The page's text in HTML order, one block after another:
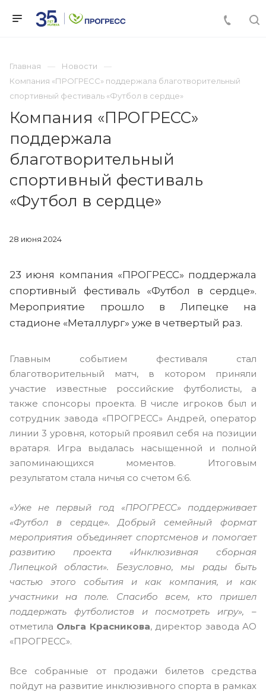
Главная
Новости
Компания «ПРОГРЕСС» поддержала благотворительный
спортивный фестиваль «Футбол в сердце»
Компания «ПРОГРЕСС»
поддержала
благотворительный
спортивный фестиваль
«Футбол в сердце»
28 июня 2024
23 июня компания «ПРОГРЕСС» поддержала
спортивный фестиваль «Футбол в сердце».
Мероприятие прошло в Липецке на
стадионе «Металлург» уже в четвертый раз.
Главным событием фестиваля стал
благотворительный матч, в котором приняли
участие известные российские футболисты, а
также спонсоры проекта. В числе игроков был и
сотрудник завода «ПРОГРЕСС» Андрей, оператор
линии 3 уровня, который проявил себя на позиции
вратаря. Игра выдалась насыщенной и полной
запоминающихся моментов. Итоговым
результатом стала ничья со счетом 6:6.
«Уже не первый год «ПРОГРЕСС» поддерживает
«Футбол в сердце». Добрый семейный формат
мероприятия объединяет спортсменов и помогает
развитию проекта «Инклюзивная сборная
Липецкой области». Безусловно, мы рады быть
частью этого события и как компания, и как
участники на поле. Спасибо всем, кто пришел
поддержать футболистов и посмотреть игру», –
отметила Ольга Красникова, директор завода АО
«ПРОГРЕСС».
Все собранные от продажи билетов средства
пойдут на развитие инклюзивного спорта в рамках